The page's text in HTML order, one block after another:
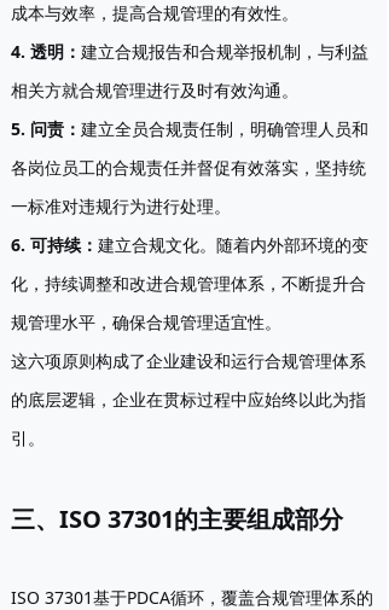
成本与效率，提高合规管理的有效性。
4. 透明 ： 建立合规报告和合规举报机制，与利益
相关方就合规管理进行及时有效沟通。
5. 问责 ： 建立全员合规责任制，明确管理人员和
各岗位员工的合规责任并督促有效落实，坚持统
一标准对违规行为进行处理。
6. 可持续： 建立合规文化。随着内外部环境的变
化，持续调整和改进合规管理体系，不断提升合
规管理水平，确保合规管理适宜性。
这六项原则构成了企业建设和运行合规管理体系
的底层逻辑，企业在贯标过程中应始终以此为指
引。
三、ISO 37301的主要组成部分
ISO 37301基于PDCA循环，覆盖合规管理体系的